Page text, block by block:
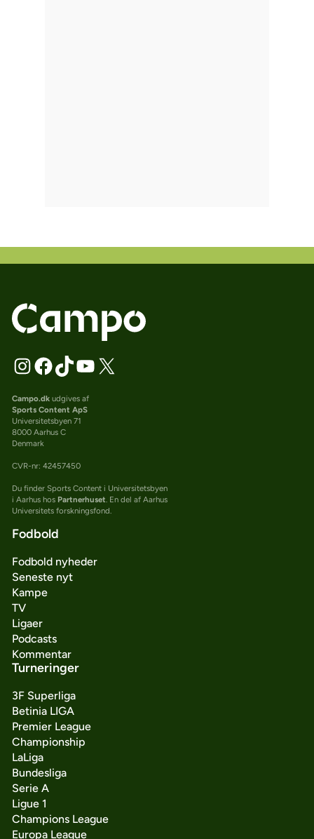
Campo.dkudgives af
Sports Content ApS
Universitetsbyen 71
8000 Aarhus C
Denmark
CVR-nr: 42457450
Du finder Sports Content i Universitetsbyen
i Aarhus hos Partnerhuset. En del af Aarhus
Universitets forskningsfond.
Fodbold
Fodbold nyheder
Seneste nyt
Kampe
TV
Ligaer
Podcasts
Kommentar
Turneringer
3F Superliga
Betinia LIGA
Premier League
Championship
LaLiga
Bundesliga
Serie A
Ligue 1
Champions League
Europa League